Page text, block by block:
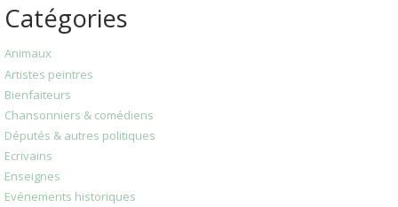
Catégories
Animaux
Artistes peintres
Bienfaiteurs
Chansonniers & comédiens
Députés & autres politiques
Ecrivains
Enseignes
Evénements historiques